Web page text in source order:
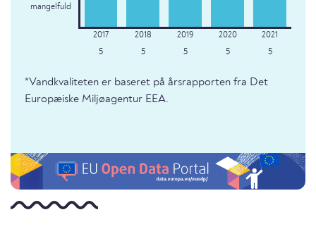
mangelfuld
5 5 5 5 5
*Vandkvaliteten er baseret på årsrapporten fra Det
Europæiske Miljøagentur EEA.